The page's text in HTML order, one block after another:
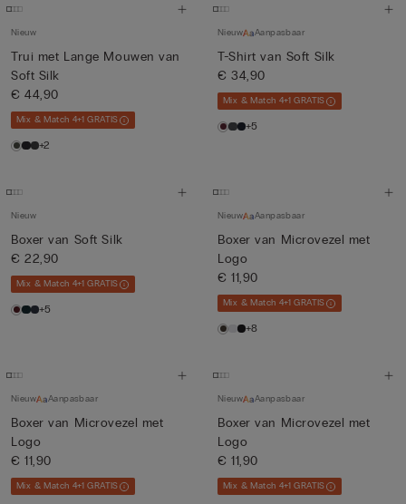
Nieuw
Trui met Lange Mouwen van
Soft Silk
€ 44,90
Mix & Match 4+1 GRATIS
+2
Nieuw Aanpasbaar
T-Shirt van Soft Silk
€ 34,90
Mix & Match 4+1 GRATIS
+5
Nieuw
Boxer van Soft Silk
€ 22,90
Mix & Match 4+1 GRATIS
+5
Nieuw Aanpasbaar
Boxer van Microvezel met
Logo
€ 11,90
Mix & Match 4+1 GRATIS
+8
Nieuw Aanpasbaar
Boxer van Microvezel met
Logo
€ 11,90
Mix & Match 4+1 GRATIS
Nieuw Aanpasbaar
Boxer van Microvezel met
Logo
€ 11,90
Mix & Match 4+1 GRATIS